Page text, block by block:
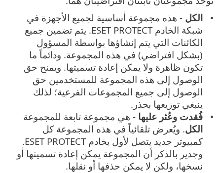
الكل - هذه مجموعة أساسية لجميع الأجهزة في
شبكة الخادم ESET PROTECT. يتم تضمين جميع
الكائنات التي يتم إنشاؤها بواسطة المسؤول
(بشكل افتراضي) في هذه المجموعة. ودائماً ما
تكون ظاهرة ولا يمكن إعادة تسميتها. ويمنح حق
الوصول إلى هذه المجموعة للمستخدمين حق
الوصول إلى جميع المجموعات الفرعية؛ لذلك
ينبغي توزيعها بحذر.
فُقدت وعُثر عليها - هي مجموعة تابعة للمجموعة
الكل. ويُعرض تلقائياً في هذه المجموعة كل
كمبيوتر جديد يتصل لأول بخادم ESET PROTECT.
وجدير بالذكر أن المجموعة يمكن إعادة تسميتها أو
نسخها، ولكن لا يمكن حذفها أو نقلها.